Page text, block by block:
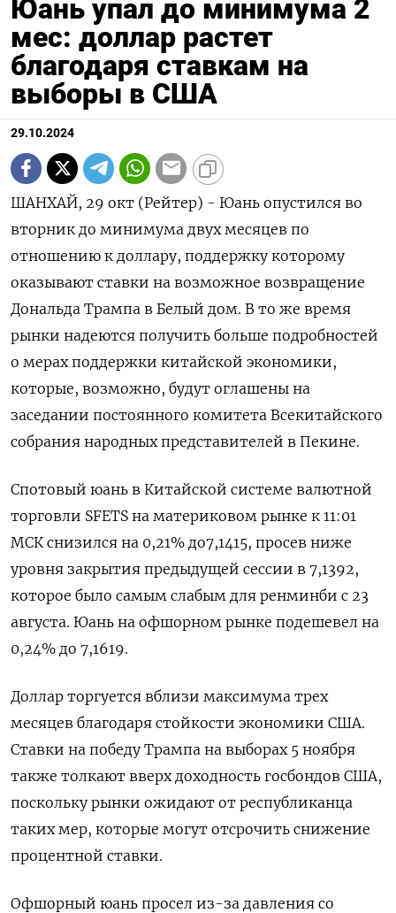
Юань упал до минимума 2
мес: доллар растет
благодаря ставкам на
выборы в США
29.10.2024
ШАНХАЙ, 29 окт (Рейтер) - Юань опустился во
вторник до минимума двух месяцев по
отношению к доллару, поддержку которому
оказывают ставки на возможное возвращение
Дональда Трампа в Белый дом. В то же время
рынки надеются получить больше подробностей
о мерах поддержки китайской экономики,
которые, возможно, будут оглашены на
заседании постоянного комитета Всекитайского
собрания народных представителей в Пекине.
Спотовый юань в Китайской системе валютной
торговли SFETS на материковом рынке к 11:01
МСК снизился на 0,21% до​ 7,1415​, просев ниже
уровня закрытия предыдущей сессии в 7,1392,
которое было самым слабым для ренминби с 23
августа. Юань на офшорном рынке подешевел на
0,24% до 7,1619.
Доллар торгуется вблизи максимума трех
месяцев благодаря стойкости экономики США.
Ставки на победу Трампа на выборах 5 ноября
также толкают вверх доходность госбондов США,
поскольку рынки ожидают от республиканца
таких мер, которые могут отсрочить снижение
процентной ставки.
Офшорный юань просел из-за давления со